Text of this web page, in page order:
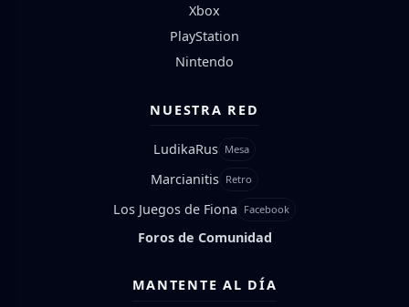
Xbox
PlayStation
Nintendo
NUESTRA RED
LudikaRus Mesa
Marcianitis Retro
Los Juegos de Fiona Facebook
Foros de Comunidad
MANTENTE AL DÍA